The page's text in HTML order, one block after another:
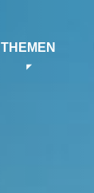
THEMEN